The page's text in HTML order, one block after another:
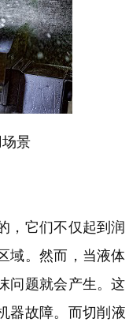
景
，它们不仅起到润
域。然而，当液体
问题就会产生。这
器故障。 而切削液